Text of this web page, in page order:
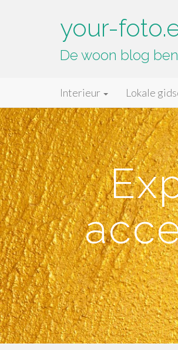
your-
De woon blog
Primary
Menu
content
your-foto.eu
Interieur Lokale